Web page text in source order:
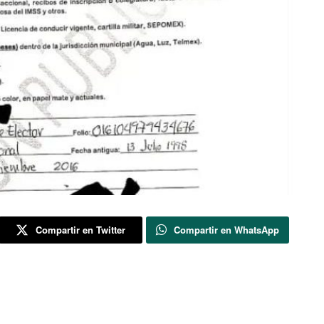
Compartir en Twitter Compartir en WhatsApp